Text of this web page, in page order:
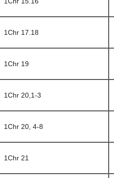
1Chr 17.18
1Chr 19
1Chr 20,1-3
1Chr 20, 4-8
1Chr 21